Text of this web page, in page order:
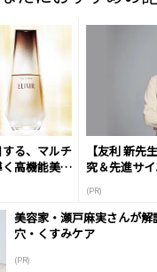
る、マルチ
高機能美容
【友利 新先
究＆先進サ
(PR)
美容家・瀬戸麻実さんが
穴・くすみケア
(PR)